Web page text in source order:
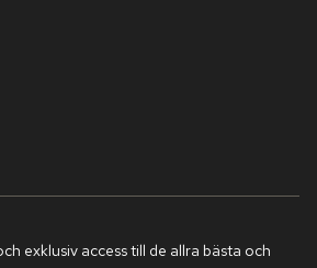
exklusiv access till de allra bästa och